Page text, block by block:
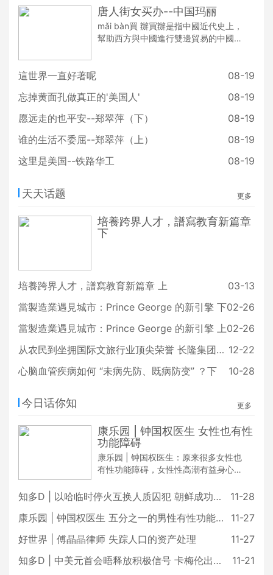
唐人街女买办--中国玛丽
mǎi bàn買 辦買辦是指中國近代史上，
幫助西方與中國進行雙邊貿易的中國商
人的翻譯，也可處理歐美國家商界與中
還可自營商鋪，因此致富者頗衆。110
年前，在美國亞利桑那州的墓碑鎮（To
mbstone），舉行了一場聲勢浩大的中
式葬禮，她的去世在白人社會各階層中
也引起了轟動，當地報紙Epitaph也刊
登
這世界一直好著呢
08-19
忘掉黄面孔做真正的'美国人'
08-19
愿远走的也平安--郑翠萍（下）
08-19
谁的生活不委屈--郑翠萍（上）
08-19
这里是美国--铁路华工
08-19
天天话题 更多
培養跨界人才，譜寫教育新篇章
下
培養跨界人才，譜寫教育新篇章 上
03-13
當製造業遇見城市：Prince George 的新引擎 下02-26
當製造業遇見城市：Prince George 的新引擎 上02-26
从农民到坐拥国际文旅行业顶尖荣誉 长隆集团董事长苏志刚专访 | 天天话题 12-22
心脑血管疾病如何 “未病先防、既病防变” ？下
10-28
今日话你知 更多
康乐园 | 钟国权医生 女性也有性
功能障碍
康乐园 | 钟国权医生：原来很多女性也
有性功能障碍，女性性高潮有益身心健
知多D | 以哈临时停火互换人质囚犯 朝鲜成功发射军事侦察卫星
11-28
康乐园 | 钟国权医生 五分之一的男性有性功能障碍
11-27
好世界 | 傅晶晶律师 失踪人口的资产处理
11-27
知多D | 中美元首会晤释放积极信号 卡梅伦出任英国外交大臣
11-21